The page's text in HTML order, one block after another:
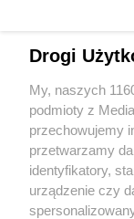
Wydawca mediów
Drogi
My, naszych
podmioty z
przechowujemy
przetwarzamy
identyfikatory,
urządzenie czy